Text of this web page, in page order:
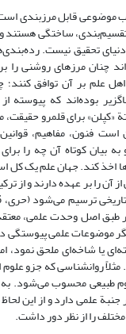
موضوعی قابل مرزبندی
ساختگی هستند
تحقیق نیست.
چنان مرزهای روشنی را
علم بر آن توافق
بوده‌اند که پیوسته
«کپلن» برای قلمرو
فنون، مفاهیم،
به بیان کوتاه آن چه را
اخذ کند. جهان علم یک کل
را بر عهده دارند و از
بنسمن، 1383) بر طبق اصل وحدت
موضوعات علمی پیوستگی
یا شاخه‌ای ملحق نمود،
روانشناسی که جزو علوم
طبیعی محسوب می‌شود.
علمی دارد و از این
مختلف را از نظر دور داشت.